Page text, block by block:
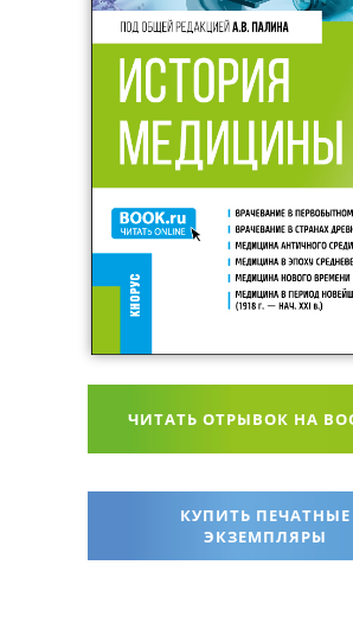
ЧИТАТЬ ОТРЫВОК НА
КУПИТЬ ПЕЧАТНЫЕ
ЭКЗЕМПЛЯРЫ